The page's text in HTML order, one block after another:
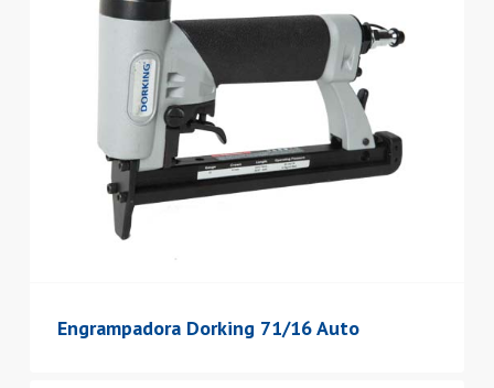
Engrampadora Dorking 71/16 Auto